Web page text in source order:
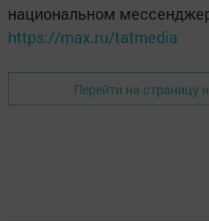
национальном
https://max.ru/tatmedia
Перейти на страницу